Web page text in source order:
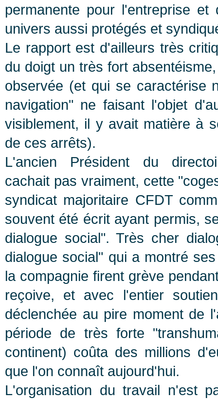
permanente pour l'entreprise et
univers aussi protégés et
Le rapport est d'ailleurs très
du doigt un très fort
observée (et qui se caractérise
navigation" ne faisant l'objet
visiblement, il y avait matière à
de ces arrêts).
L'ancien Président du
cachait pas vraiment, cette
syndicat majoritaire CFDT
souvent été écrit ayant permis,
dialogue social". Très cher
dialogue social" qui a montré
la compagnie firent grève
reçoive, et avec l'entier
déclenchée au pire moment de
période de très forte
continent) coûta des millions
que l'on connaît aujourd'hui.
L'organisation du travail n'est